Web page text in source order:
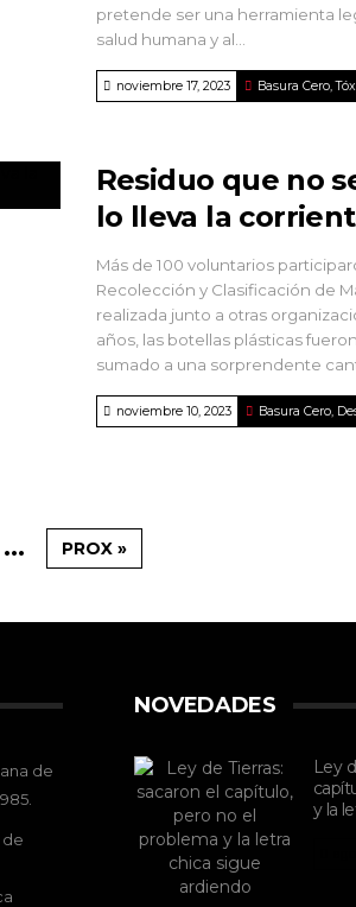
pretende ser una herramienta
salud humana y al...
noviembre 17, 2023 Basura Cero,
Residuo que no
lo lleva la
Más de 100 voluntarios
Recolección y Clasificación de
realizada junto a otras
años, las botellas plásticas
sumado a una sorprendente
noviembre 10, 2023 Basura Cero,
... PROX »
de
de
NOVEDADES
Ley
y la